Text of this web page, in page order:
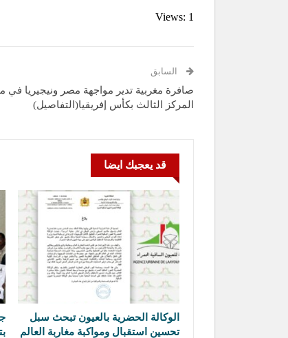
Views: 1
السابق
صافرة مغربية تدير مواجهة مصر ونيجيريا في
المركز الثالث بكأس إفريقيا(التفاصيل)
قد يعجبك ايضا
الوكالة الحضرية بالعيون تبحث سبل
تحسين استقبال ومواكبة مغاربة العالم